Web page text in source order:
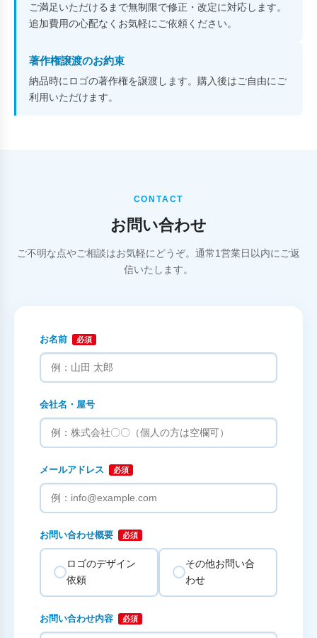
ご満足いただけるまで無制限で修正・改定に対応します。
追加費用の心配なくお気軽にご依頼ください。
著作権譲渡のお約束
納品時にロゴの著作権を譲渡します。購入後はご自由にご
利用いただけます。
CONTACT
お問い合わせ
ご不明な点やご相談はお気軽にどうぞ。通常1営業日以内にご返
信いたします。
お名前 必須
会社名・屋号
メールアドレス 必須
お問い合わせ概要 必須
ロゴのデザイン
依頼
その他お問い合
わせ
お問い合わせ内容 必須